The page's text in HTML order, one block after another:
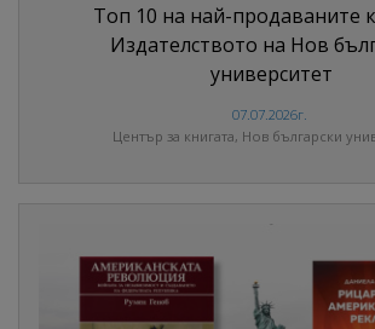
Топ 10 на най-продаваните
Издателството на Нов
университет
07.07.2026г.
Център за книгата, Нов български